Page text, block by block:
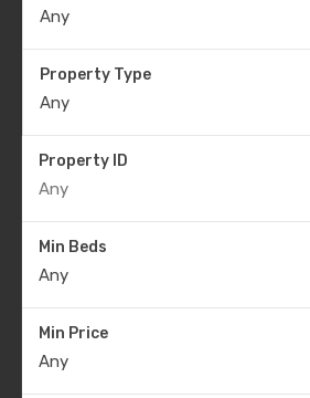
Any
Property Type
Any
Property ID
Min Beds
Any
Min Price
Any